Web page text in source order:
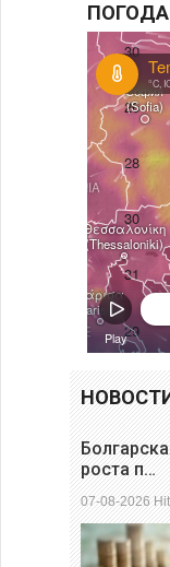
ПОГОДА
роста п…
07-08-2026